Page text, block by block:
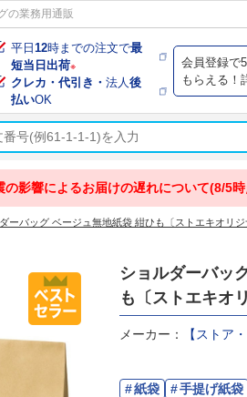
の業務用通販
平日12時までの注文で最
短当日出荷※
クレカ・代引き・法人後
払いOK
会員登録で
もらえる！
の影響によるお届けの遅れについて(8/5時
ーバッグ ベージュ無地紙袋 紺ひも〔ストエキオリジ
ショルダーバッ
も〔ストエキオ
メーカー： 【ストア
紙袋 手提げ紙袋